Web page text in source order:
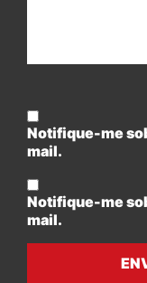
Notifique-me
mail.
Notifique-me
mail.